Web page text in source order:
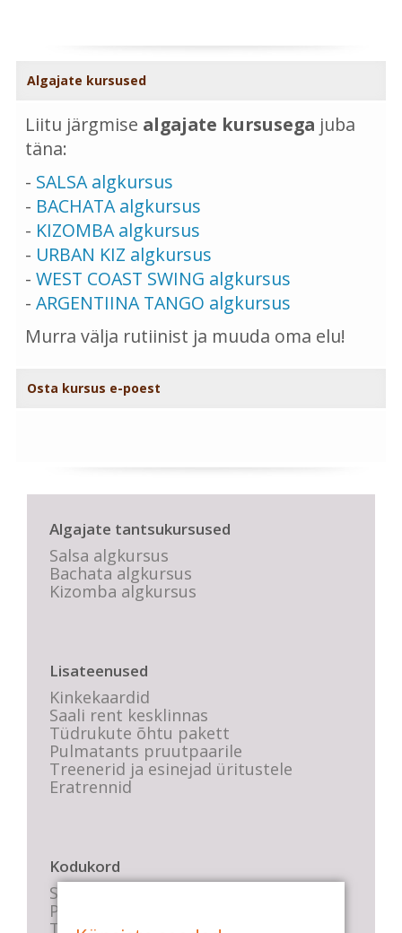
Algajate kursused
Liitu järgmise algajate kursusega juba
täna:
- SALSA algkursus
- BACHATA algkursus
- KIZOMBA algkursus
- URBAN KIZ algkursus
- WEST COAST SWING algkursus
- ARGENTIINA TANGO algkursus
Murra välja rutiinist ja muuda oma elu!
Osta kursus e-poest
Algajate tantsukursused
Salsa algkursus
Bachata algkursus
Kizomba algkursus
Lisateenused
Kinkekaardid
Saali rent kesklinnas
Tüdrukute õhtu pakett
Pulmatants pruutpaarile
Treenerid ja esinejad üritustele
Eratrennid
Kodukord
Stuudio sisekord
Privaatsustingimused
Tasemete kirjeldused